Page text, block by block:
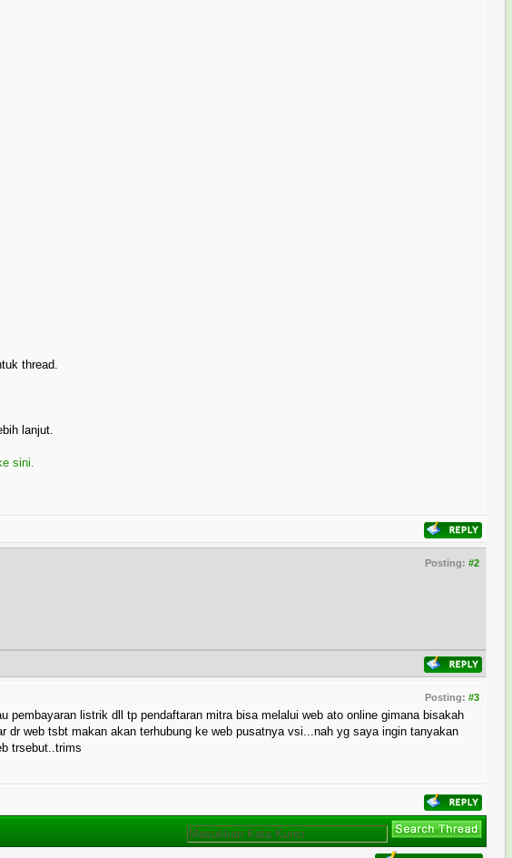
thread.
lanjut.
sini.
Posting:#2
Posting:#3
listrik dll tp pendaftaran mitra bisa melalui web ato online gimana bisakah
dr web tsbt makan akan terhubung ke web pusatnya vsi...nah yg saya ingin tanyakan
trsebut..trims